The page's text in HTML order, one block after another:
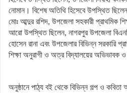
নোমান। বিশেষ অতিথি হিসেবে উপস্থিত
মোঃ আব্দুর রশিদ, উপজেলা সহকারী প্রাথমিক
আরো উপস্থিত ছিলেন, নাগরপুর উপজেলা
হোসেন রানা এবং উপজেলার বিভিন্ন সরকারি
শিক্ষা অনুরাগী ও অত্র বিদ্যালয়ের অভিভাবক ও
অনুষ্ঠানে পাঠ্য বই থেকে বিভিন্ন গল্প ও